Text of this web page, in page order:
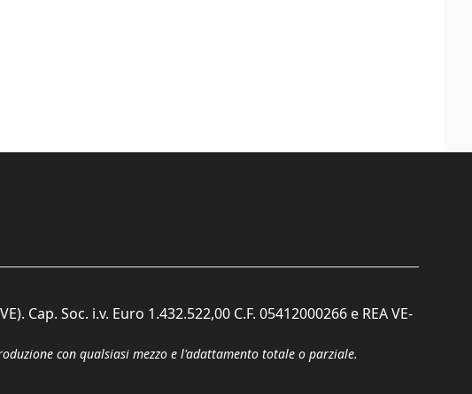
Cap. Soc. i.v. Euro 1.432.522,00 C.F. 05412000266 e REA VE-
con qualsiasi mezzo e l'adattamento totale o parziale.